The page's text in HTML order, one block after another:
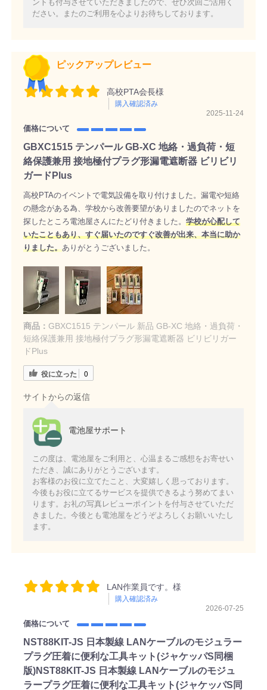
ントも付与させていただきましたので、ぜひ次回ご活用く
ださい。またのご利用を心よりお待ちしております。
ピックアップレビュー
高校PTA会長様
購入確認済み
2025-11-24
価格について
GBXC1515 テンパール GB-XC 地絡・過負荷・短
絡保護兼用 接地極付プラグ形漏電遮断器 ビリビリ
ガードPlus
高校PTAのイベントで電気設備を取り付けました。漏電や短絡
の懸念がある為、学校から改善要望がありましたのでネットを
探したところ電池屋さんにたどり付きました。 学校が心配して
いたこともあり、すぐ届いたのですぐ改善が出来、本当に助か
りました。ありがとうございました。
商品： GBXC1515 テンパール 新品 GB-XC 地絡・過負荷・
短絡保護兼用 接地極付プラグ形漏電遮断器 ビリビリガー
ドPlus
役に立った 0
サイトからの返信
電池屋サポート
この度は、電池屋をご利用と、心温まるご感想をお寄せい
ただき、誠にありがとうございます。
お客様のお役に立てたこと、大変嬉しく思っております。
今後もお役に立てるサービスを提供できるよう努めてまい
ります。お礼の写真レビューポイントを付与させていただ
きました。今後とも電池屋をどうぞよろしくお願いいたし
ます。
LAN作業員です。様
購入確認済み
2026-07-25
価格について
NST88KIT-JS 日本製線 LANケーブルのモジュラー
プラグ圧着に便利な工具キット(ジャケッパS同梱
版)NST88KIT-JS 日本製線 LANケーブルのモジュ
ラープラグ圧着に便利な工具キット(ジャケッパS同